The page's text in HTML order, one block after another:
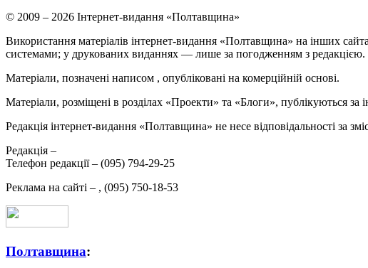
© 2009 – 2026 Інтернет-видання «Полтавщина»
Використання матеріалів інтернет-видання «Полтавщина» на інших
системами; у друкованих виданнях — лише за погодженням з редакцією.
Матеріали, позначені написом , опубліковані на комерційній основі.
Матеріали, розміщені в розділах «Проекти» та «Блоги», публікуються за
Редакція інтернет-видання «Полтавщина» не несе відповідальності за
Редакція –
Телефон редакції – (095) 794-29-25
Реклама на сайті – , (095) 750-18-53
Полтавщина: